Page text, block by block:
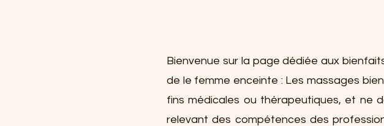
Bienvenue sur la page dédiée aux
de le femme enceinte : Les massages
fins médicales ou thérapeutiques, et ne
relevant des compétences des